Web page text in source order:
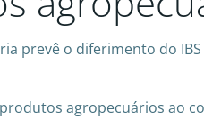
prevê o diferimento do
agropecuários ao